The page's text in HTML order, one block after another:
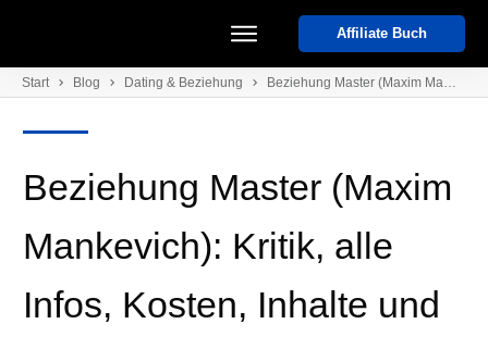
Start
Kurse
Events
Affiliate Buch
Start Blog Dating & Beziehung Beziehung Master (Maxim Mankevich): Kritik, alle Infos, Kosten, Inhalte und Erfahrungen
Beziehung Master (Maxim
Mankevich): Kritik, alle
Infos, Kosten, Inhalte und